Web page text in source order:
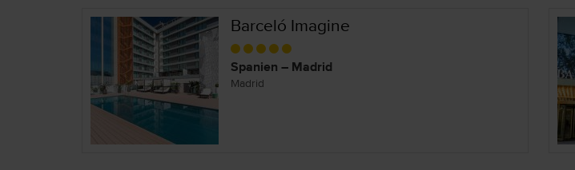
Barceló Imagine
Spanien – Madrid
Madrid